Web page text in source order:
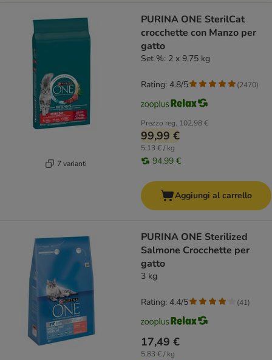
7 varianti
PURINA ONE SterilCat
crocchette con Manzo per
gatto
Set %: 2 x 9,75 kg
Prezzo reg. 102,98 €
99,99 €
5,13 € / kg
94,99 €
Rating: 4.8/5 (2470)
Aggiungi al carrello
PURINA ONE Sterilized
Salmone Crocchette per
gatto
3 kg
17,49 €
5,83 € / kg
Rating: 4.4/5 (41)